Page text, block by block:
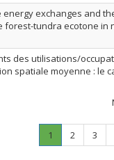
exchanges and
forest-tundra ecotone in
des utilisations/
spatiale moyenne : le
Page
1
Page
Page
2 Page
3